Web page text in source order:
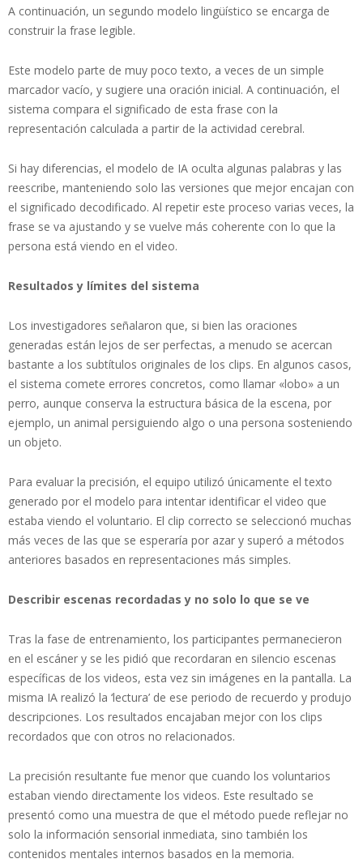
A continuación, un segundo modelo lingüístico se encarga de
construir la frase legible.
Este modelo parte de muy poco texto, a veces de un simple
marcador vacío, y sugiere una oración inicial. A continuación, el
sistema compara el significado de esta frase con la
representación calculada a partir de la actividad cerebral.
Si hay diferencias, el modelo de IA oculta algunas palabras y las
reescribe, manteniendo solo las versiones que mejor encajan con
el significado decodificado. Al repetir este proceso varias veces, la
frase se va ajustando y se vuelve más coherente con lo que la
persona está viendo en el video.
Resultados y límites del sistema
Los investigadores señalaron que, si bien las oraciones
generadas están lejos de ser perfectas, a menudo se acercan
bastante a los subtítulos originales de los clips. En algunos casos,
el sistema comete errores concretos, como llamar «lobo» a un
perro, aunque conserva la estructura básica de la escena, por
ejemplo, un animal persiguiendo algo o una persona sosteniendo
un objeto.
Para evaluar la precisión, el equipo utilizó únicamente el texto
generado por el modelo para intentar identificar el video que
estaba viendo el voluntario. El clip correcto se seleccionó muchas
más veces de las que se esperaría por azar y superó a métodos
anteriores basados en representaciones más simples.
Describir escenas recordadas y no solo lo que se ve
Tras la fase de entrenamiento, los participantes permanecieron
en el escáner y se les pidió que recordaran en silencio escenas
específicas de los videos, esta vez sin imágenes en la pantalla. La
misma IA realizó la ‘lectura’ de ese periodo de recuerdo y produjo
descripciones. Los resultados encajaban mejor con los clips
recordados que con otros no relacionados.
La precisión resultante fue menor que cuando los voluntarios
estaban viendo directamente los videos. Este resultado se
presentó como una muestra de que el método puede reflejar no
solo la información sensorial inmediata, sino también los
contenidos mentales internos basados en la memoria.